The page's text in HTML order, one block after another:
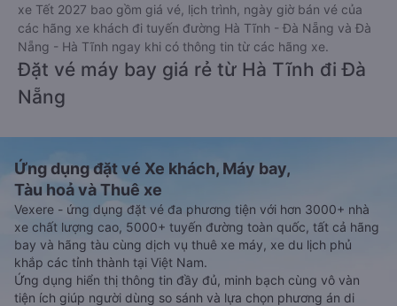
xe Tết 2027 bao gồm giá vé, lịch trình, ngày giờ bán vé của
các hãng xe khách đi tuyến đường Hà Tĩnh - Đà Nẵng và Đà
Nẵng - Hà Tĩnh ngay khi có thông tin từ các hãng xe.
Đặt vé máy bay giá rẻ từ Hà Tĩnh đi Đà
Nẵng
Ứng dụng đặt vé Xe khách, Máy bay,
Tàu hoả và Thuê xe
Vexere - ứng dụng đặt vé đa phương tiện với hơn 3000+ nhà
xe chất lượng cao, 5000+ tuyến đường toàn quốc, tất cả hãng
bay và hãng tàu cùng dịch vụ thuê xe máy, xe du lịch phủ
khắp các tỉnh thành tại Việt Nam.
Ứng dụng hiển thị thông tin đầy đủ, minh bạch cùng vô vàn
tiện ích giúp người dùng so sánh và lựa chọn phương án di